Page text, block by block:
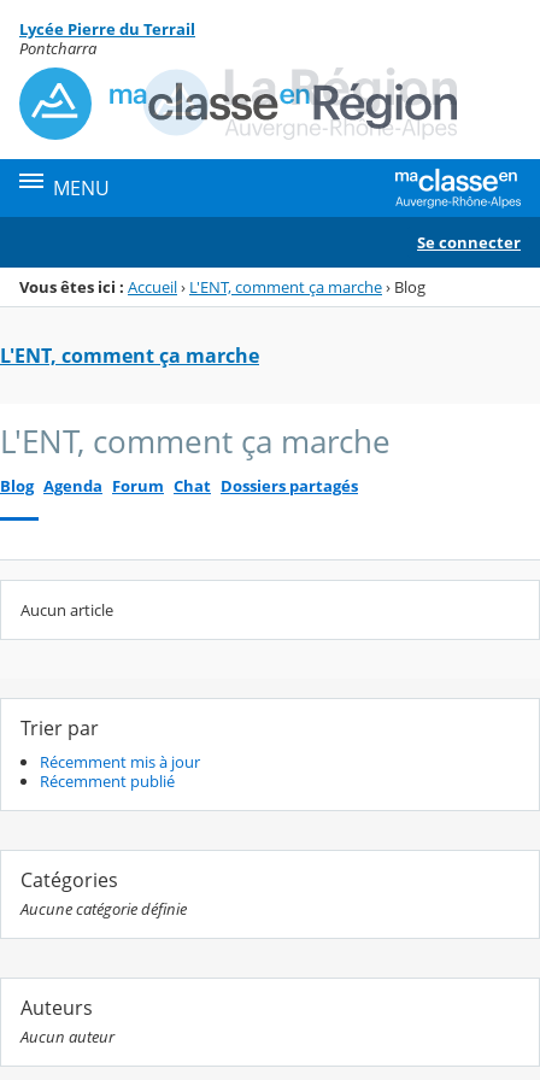
Menu de la rubrique
Contenu
Lycée Pierre du Terrail
Pontcharra
MENU
Se connecter
Vous êtes ici : Accueil› L'ENT, comment ça marche› Blog
L'ENT, comment ça marche
L'ENT, comment ça marche
Blog Agenda Forum Chat Dossiers partagés
Aucun article
Trier par
Récemment mis à jour
Récemment publié
Catégories
Aucune catégorie définie
Auteurs
Aucun auteur